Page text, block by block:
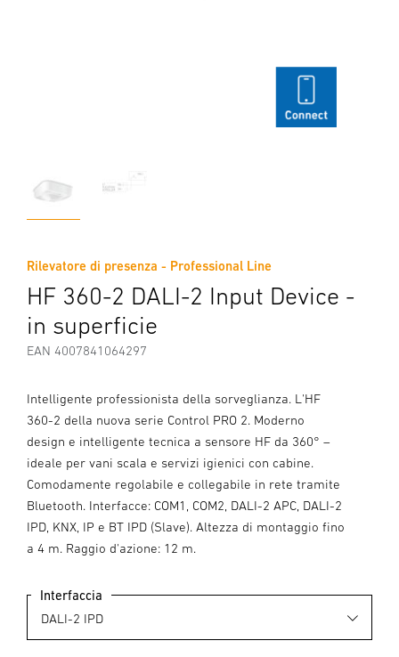
Rilevatore di presenza - Professional Line
HF 360-2 DALI-2 Input Device -
in superficie
EAN 4007841064297
Intelligente professionista della sorveglianza. L'HF
360-2 della nuova serie Control PRO 2. Moderno
design e intelligente tecnica a sensore HF da 360° –
ideale per vani scala e servizi igienici con cabine.
Comodamente regolabile e collegabile in rete tramite
Bluetooth. Interfacce: COM1, COM2, DALI-2 APC, DALI-2
IPD, KNX, IP e BT IPD (Slave). Altezza di montaggio fino
a 4 m. Raggio d'azione: 12 m.
Interfaccia